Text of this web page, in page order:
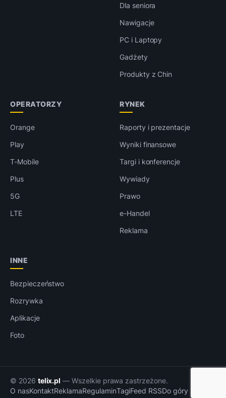
Dla seniora
Nawigacje
PC i Laptopy
Gadżety
Produkty z Chin
OPERATORZY
Orange
Play
T-Mobile
Plus
5G
LTE
RYNEK
Raporty i prezentacje
Wyniki finansowe
Targi i konferencje
Wywiady
Prawo
e-Handel
Reklama
INNE
Bezpieczeństwo
Rozrywka
Aplikacje
Foto
© 2026 telix.pl — Wszelkie prawa zastrzeżone.
O nasKontaktReklamaRegulaminTagiFeed RSSDo góry ↑